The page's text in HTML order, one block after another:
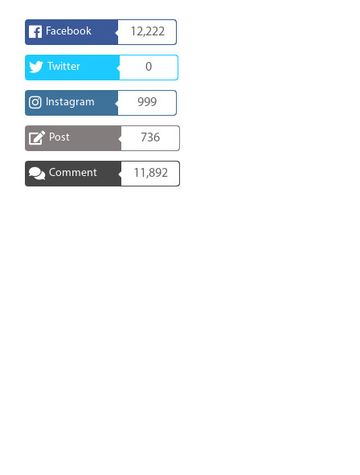
Facebook 12,222
Twitter 0
Instagram 999
Post 736
Comment 11,892